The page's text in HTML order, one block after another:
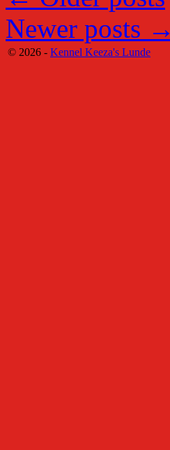
Newer posts →
© 2026 - Kennel Keeza's Lunde